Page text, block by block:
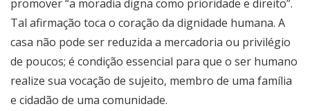
promover “a moradia digna como prioridade e direito”.
Tal afirmação toca o coração da dignidade humana. A
casa não pode ser reduzida a mercadoria ou privilégio
de poucos; é condição essencial para que o ser humano
realize sua vocação de sujeito, membro de uma família
e cidadão de uma comunidade.